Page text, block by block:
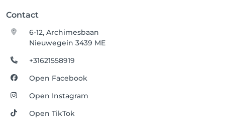
Contact
6-12, Archimesbaan
Nieuwegein 3439 ME
+31621558919
Open Facebook
Open Instagram
Open TikTok